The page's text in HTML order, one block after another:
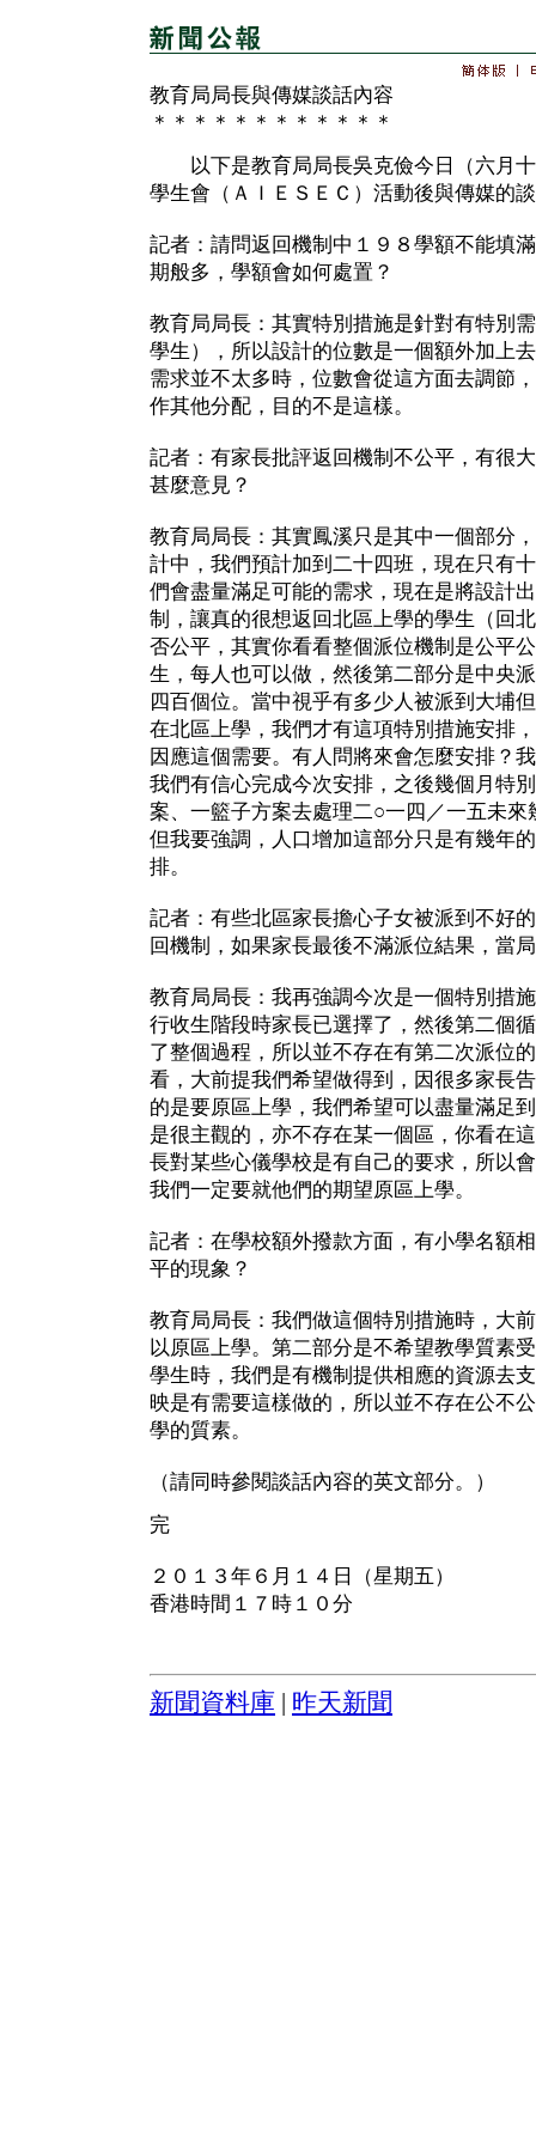
教育局局長與傳媒談話內容
＊＊＊＊＊＊＊＊＊＊＊＊
以下是教育局局長吳克儉今日（六月十
學生會（ＡＩＥＳＥＣ）活動後與傳媒的
記者：請問返回機制中１９８學額不能填
期般多，學額會如何處置？
教育局局長：其實特別措施是針對有特別
學生），所以設計的位數是一個額外加上
需求並不太多時，位數會從這方面去調節
作其他分配，目的不是這樣。
記者：有家長批評返回機制不公平，有很
甚麼意見？
教育局局長：其實鳳溪只是其中一個部分
計中，我們預計加到二十四班，現在只有
們會盡量滿足可能的需求，現在是將設計
制，讓真的很想返回北區上學的學生（回
否公平，其實你看看整個派位機制是公平
生，每人也可以做，然後第二部分是中央
四百個位。當中視乎有多少人被派到大埔
在北區上學，我們才有這項特別措施安排
因應這個需要。有人問將來會怎麼安排？
我們有信心完成今次安排，之後幾個月特
案、一籃子方案去處理二○一四／一五未
但我要強調，人口增加這部分只是有幾年
排。
記者：有些北區家長擔心子女被派到不好
回機制，如果家長最後不滿派位結果，當
教育局局長：我再強調今次是一個特別措
行收生階段時家長已選擇了，然後第二個
了整個過程，所以並不存在有第二次派位
看，大前提我們希望做得到，因很多家長
的是要原區上學，我們希望可以盡量滿足
是很主觀的，亦不存在某一個區，你看在
長對某些心儀學校是有自己的要求，所以
我們一定要就他們的期望原區上學。
記者：在學校額外撥款方面，有小學名額
平的現象？
教育局局長：我們做這個特別措施時，大
以原區上學。第二部分是不希望教學質素
學生時，我們是有機制提供相應的資源去
映是有需要這樣做的，所以並不存在公不
學的質素。
（請同時參閱談話內容的英文部分。）
完
２０１３年６月１４日（星期五）
香港時間１７時１０分
新聞資料庫 昨天新聞